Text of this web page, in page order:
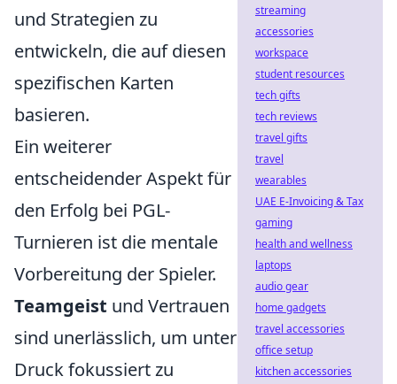
und Strategien zu
entwickeln, die auf diesen
spezifischen Karten
basieren.
Ein weiterer
entscheidender Aspekt für
den Erfolg bei PGL-
Turnieren ist die mentale
Vorbereitung der Spieler.
Teamgeist und Vertrauen
sind unerlässlich, um unter
Druck fokussiert zu
streaming
accessories
workspace
student resources
tech gifts
tech reviews
travel gifts
travel
wearables
UAE E-Invoicing & Tax
gaming
health and wellness
laptops
audio gear
home gadgets
travel accessories
office setup
kitchen accessories